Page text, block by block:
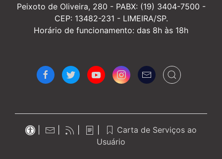
Peixoto de Oliveira, 280 - PABX: (19) 3404-7500 -
CEP: 13482-231 - LIMEIRA/SP.
Horário de funcionamento: das 8h às 18h
Carta de Serviços ao
Usuário